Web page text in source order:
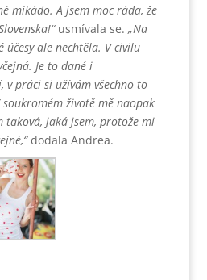
mikádo. A jsem moc ráda, že
usmívala se. „Na
účesy ale nechtěla. V civilu
Je to dané i
práci si užívám všechno to
soukromém životě mě naopak
taková, jaká jsem, protože mi
dodala Andrea.